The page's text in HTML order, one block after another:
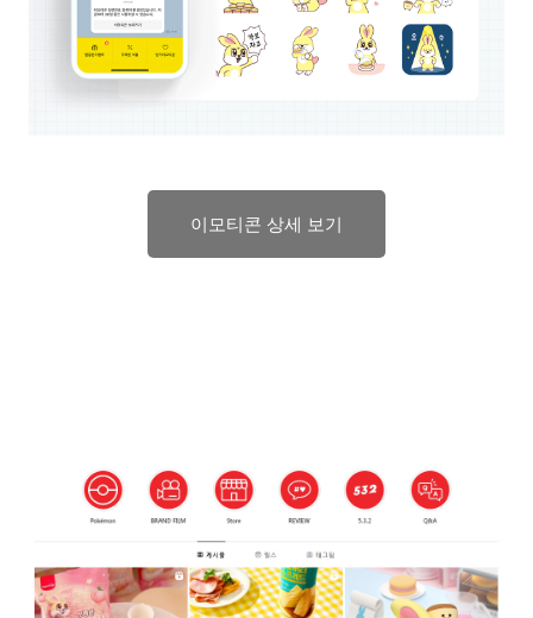
이모티콘 상세 보기